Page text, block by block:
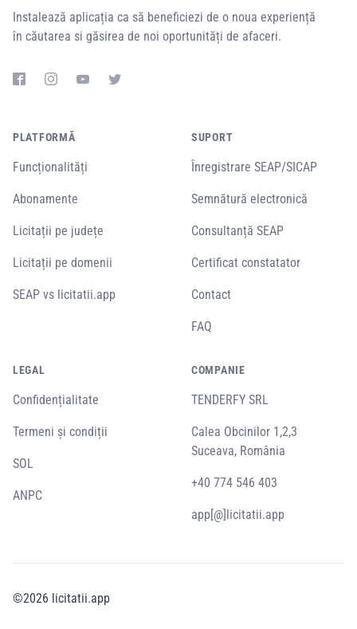
Instalează aplicația ca să beneficiezi de o noua experiență
în căutarea si găsirea de noi oportunități de afaceri.
PLATFORMĂ
Funcționalități
Abonamente
Licitații pe județe
Licitații pe domenii
SEAP vs licitatii.app
SUPORT
Înregistrare SEAP/SICAP
Semnătură electronică
Consultanță SEAP
Certificat constatator
Contact
FAQ
LEGAL
Confidențialitate
Termeni și condiții
SOL
ANPC
COMPANIE
TENDERFY SRL
Calea Obcinilor 1,2,3
Suceava, România
+40 774 546 403
app[@]licitatii.app
©2026 licitatii.app